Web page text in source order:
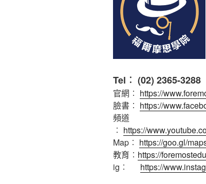
Tel︰ (02) 2365-3288
官網︰ https://
臉書︰ https://
頻道
︰ https://
Map︰ https://goo.gl/
教育︰ https://
ig︰ https://